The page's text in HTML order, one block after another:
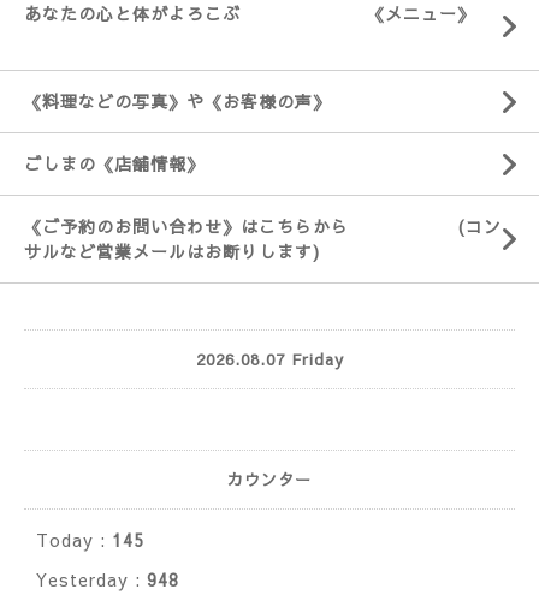
あなたの心と体がよろこぶ 《メニュー》
《料理などの写真》や《お客様の声》
ごしまの《店舗情報》
《ご予約のお問い合わせ》はこちらから (コン
サルなど営業メールはお断りします)
2026.08.07 Friday
カウンター
Today : 145
Yesterday : 948